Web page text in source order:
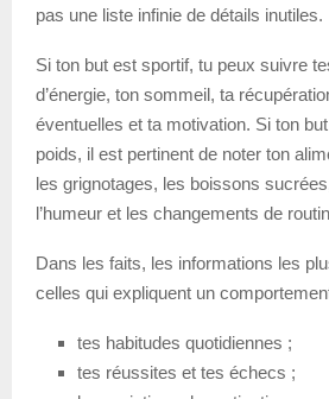
pas une liste infinie de détails inutiles.
Si ton but est sportif, tu peux suivre
d’énergie, ton sommeil, ta
éventuelles et ta motivation. Si ton
poids, il est pertinent de noter ton
les grignotages, les boissons
l’humeur et les changements de
Dans les faits, les informations les
celles qui expliquent un
tes habitudes quotidiennes ;
tes réussites et tes échecs ;